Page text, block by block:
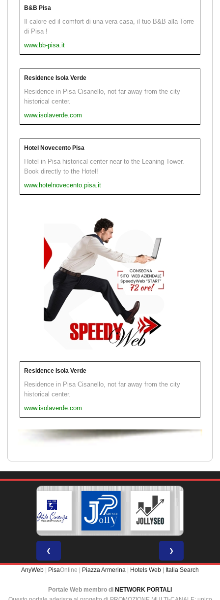
B&B Pisa
Il calore ed il comfort di una vera casa, il tuo B&B alla Torre
di Pisa !
www.bb-pisa.it
Residence Isola Verde
Residence in Pisa Cisanello, not far away from the city
historical center.
www.isolaverde.com
Hotel Novecento Pisa
Hotel in Pisa historical center near to the Leaning Tower.
Book directly to the Hotel!
www.hotelnovecento.pisa.it
Residence Isola Verde
Residence in Pisa Cisanello, not far away from the city
historical center.
www.isolaverde.com
❮ ❯
AnyWeb PisaOnline | Piazza Armerina Hotels Web Italia Search
Portale Web membro di NETWORK PORTALI